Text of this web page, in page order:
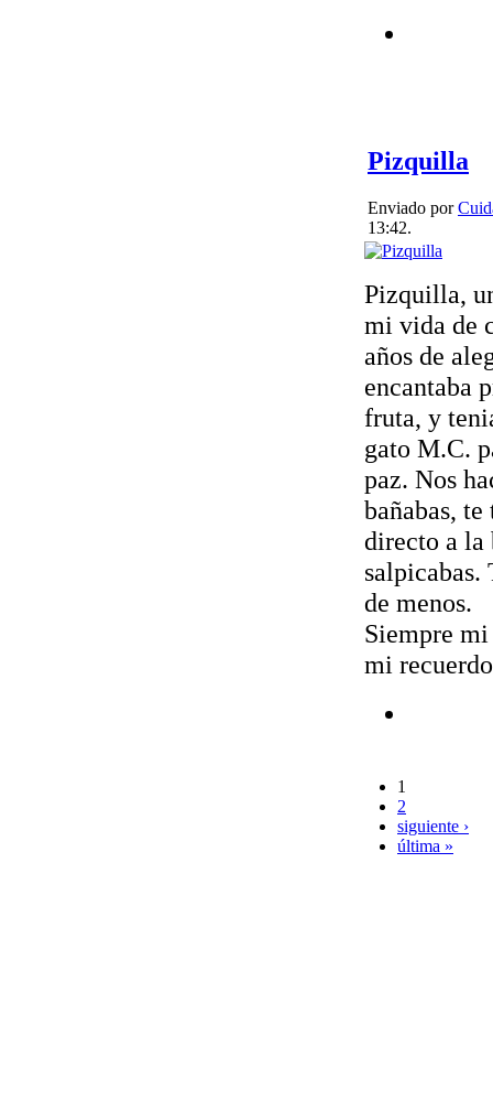
Pizquilla
Enviado por
13:42.
Pizquilla,
mi vida de
años de
encantaba
fruta, y
gato M.C.
paz. Nos
bañabas,
directo a la
salpicabas.
de menos.
Siempre
mi
1
2
siguiente ›
última »